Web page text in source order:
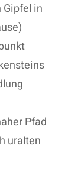
in
Pfad
uralten